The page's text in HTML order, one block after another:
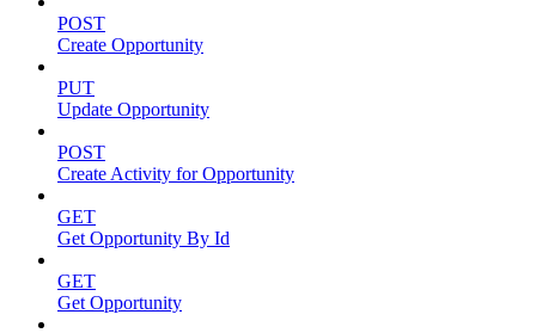
POST
Create Opportunity
PUT
Update Opportunity
POST
Create Activity for Opportunity
GET
Get Opportunity By Id
GET
Get Opportunity